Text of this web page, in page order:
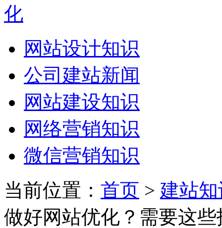
化
网站设计知识
公司建站新闻
网站建设知识
网络营销知识
微信营销知识
当前位置： 首页 > 建站
做好网站优化？需要这